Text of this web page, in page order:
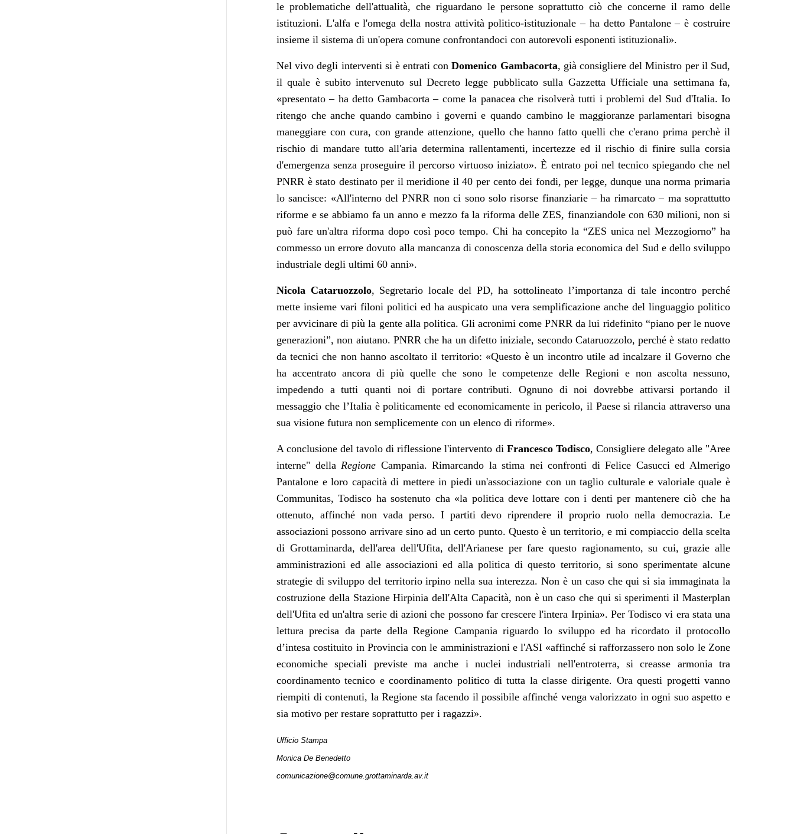
le problematiche dell'attualità, che riguardano le persone soprattutto ciò che concerne il ramo delle
istituzioni. L'alfa e l'omega della nostra attività politico-istituzionale – ha detto Pantalone – è costruire
insieme il sistema di un'opera comune confrontandoci con autorevoli esponenti istituzionali».
Nel vivo degli interventi si è entrati conDomenico Gambacorta, già consigliere del Ministro per il Sud,
il quale è subito intervenuto sul Decreto legge pubblicato sulla Gazzetta Ufficiale una settimana fa,
«presentato – ha detto Gambacorta – come la panacea che risolverà tutti i problemi del Sud d'Italia. Io
ritengo che anche quando cambino i governi e quando cambino le maggioranze parlamentari bisogna
maneggiare con cura, con grande attenzione, quello che hanno fatto quelli che c'erano prima perchè il
rischio di mandare tutto all'aria determina rallentamenti, incertezze ed il rischio di finire sulla corsia
d'emergenza senza proseguire il percorso virtuoso iniziato». È entrato poi nel tecnico spiegando che nel
PNRR è stato destinato per il meridione il 40 per cento dei fondi, per legge, dunque una norma primaria
lo sancisce: «All'interno del PNRR non ci sono solo risorse finanziarie – ha rimarcato – ma soprattutto
riforme e se abbiamo fa un anno e mezzo fa la riforma delle ZES, finanziandole con 630 milioni, non si
può fare un'altra riforma dopo così poco tempo. Chi ha concepito la “ZES unica nel Mezzogiorno” ha
commesso un errore dovuto alla mancanza di conoscenza della storia economica del Sud e dello sviluppo
industriale degli ultimi 60 anni».
Nicola Cataruozzolo, Segretario locale del PD, ha sottolineato l’importanza di tale incontro perché
mette insieme vari filoni politici ed ha auspicato una vera semplificazione anche del linguaggio politico
per avvicinare di più la gente alla politica. Gli acronimi come PNRR da lui ridefinito “piano per le nuove
generazioni”, non aiutano. PNRR che ha un difetto iniziale, secondo Cataruozzolo, perché è stato redatto
da tecnici che non hanno ascoltato il territorio: «Questo è un incontro utile ad incalzare il Governo che
ha accentrato ancora di più quelle che sono le competenze delle Regioni e non ascolta nessuno,
impedendo a tutti quanti noi di portare contributi. Ognuno di noi dovrebbe attivarsi portando il
messaggio che l’Italia è politicamente ed economicamente in pericolo, il Paese si rilancia attraverso una
sua visione futura non semplicemente con un elenco di riforme».
A conclusione del tavolo di riflessione l'intervento di Francesco Todisco, Consigliere delegato alle "Aree
interne" dellaRegione Campania. Rimarcando la stima nei confronti di Felice Casucci ed Almerigo
Pantalone e loro capacità di mettere in piedi un'associazione con un taglio culturale e valoriale quale è
Communitas, Todisco ha sostenuto cha «la politica deve lottare con i denti per mantenere ciò che ha
ottenuto, affinché non vada perso. I partiti devo riprendere il proprio ruolo nella democrazia. Le
associazioni possono arrivare sino ad un certo punto. Questo è un territorio, e mi compiaccio della scelta
di Grottaminarda, dell'area dell'Ufita, dell'Arianese per fare questo ragionamento, su cui, grazie alle
amministrazioni ed alle associazioni ed alla politica di questo territorio, si sono sperimentate alcune
strategie di sviluppo del territorio irpino nella sua interezza. Non è un caso che qui si sia immaginata la
costruzione della Stazione Hirpinia dell'Alta Capacità, non è un caso che qui si sperimenti il Masterplan
dell'Ufita ed un'altra serie di azioni che possono far crescere l'intera Irpinia». Per Todisco vi era stata una
lettura precisa da parte della Regione Campania riguardo lo sviluppo ed ha ricordato il protocollo
d’intesa costituito in Provincia con le amministrazioni e l'ASI «affinché si rafforzassero non solo le Zone
economiche speciali previste ma anche i nuclei industriali nell'entroterra, si creasse armonia tra
coordinamento tecnico e coordinamento politico di tutta la classe dirigente. Ora questi progetti vanno
riempiti di contenuti, la Regione sta facendo il possibile affinché venga valorizzato in ogni suo aspetto e
sia motivo per restare soprattutto per i ragazzi».
Ufficio Stampa
Monica De Benedetto
comunicazione@comune.grottaminarda.av.it